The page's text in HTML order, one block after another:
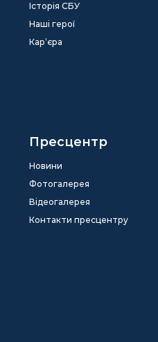
Історія СБУ
Наші герої
Кар’єра
Пресцентр
Новини
Фотогалерея
Відеогалерея
Контакти пресцентру